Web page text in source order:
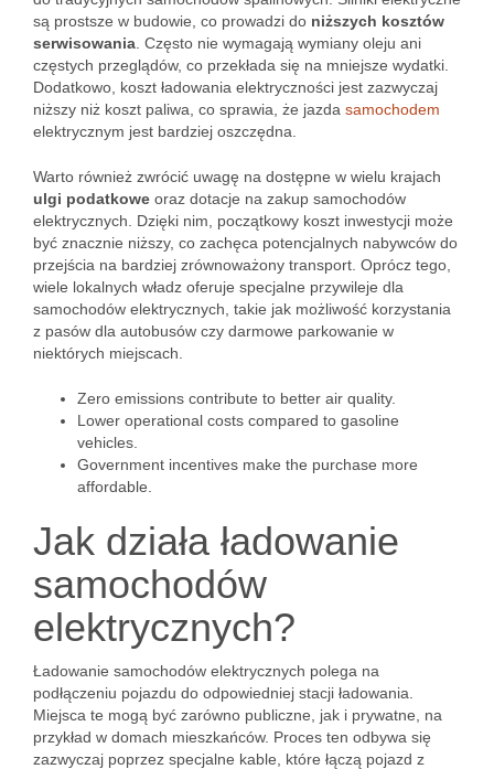
są prostsze w budowie, co prowadzi do niższych kosztów
serwisowania . Często nie wymagają wymiany oleju ani
częstych przeglądów, co przekłada się na mniejsze wydatki.
Dodatkowo, koszt ładowania elektryczności jest zazwyczaj
niższy niż koszt paliwa, co sprawia, że jazda samochodem
elektrycznym jest bardziej oszczędna.
Warto również zwrócić uwagę na dostępne w wielu krajach
ulgi podatkowe oraz dotacje na zakup samochodów
elektrycznych. Dzięki nim, początkowy koszt inwestycji może
być znacznie niższy, co zachęca potencjalnych nabywców do
przejścia na bardziej zrównoważony transport. Oprócz tego,
wiele lokalnych władz oferuje specjalne przywileje dla
samochodów elektrycznych, takie jak możliwość korzystania
z pasów dla autobusów czy darmowe parkowanie w
niektórych miejscach.
Zero emissions contribute to better air quality.
Lower operational costs compared to gasoline
vehicles.
Government incentives make the purchase more
affordable.
Jak działa ładowanie
samochodów
elektrycznych?
Ładowanie samochodów elektrycznych polega na
podłączeniu pojazdu do odpowiedniej stacji ładowania.
Miejsca te mogą być zarówno publiczne, jak i prywatne, na
przykład w domach mieszkańców. Proces ten odbywa się
zazwyczaj poprzez specjalne kable, które łączą pojazd z